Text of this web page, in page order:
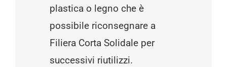
plastica o legno che è
possibile riconsegnare a
Filiera Corta Solidale per
successivi riutilizzi.